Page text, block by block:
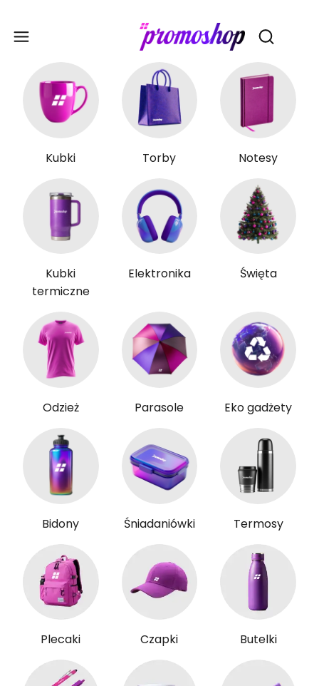
Otwórz
Kubki Torby Notesy
Kubki
termiczne
Elektronika Święta
Odzież Parasole Eko gadżety
Bidony Śniadaniówki Termosy
Plecaki Czapki Butelki